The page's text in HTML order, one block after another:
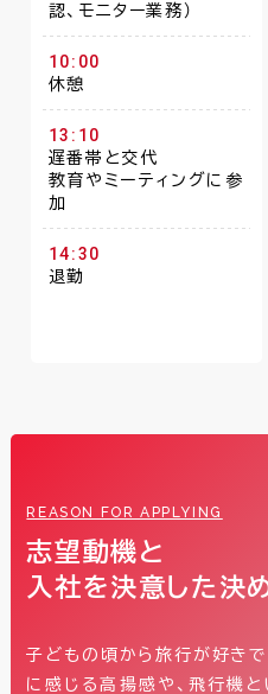
認、モニター業務）
10:00
休憩
13:10
遅番帯と交代
教育やミーティングに参
加
14:30
退勤
REASON FOR APPLYING
志望動機と
入社を決意した決
子どもの頃から旅行が好き
に感じる高揚感や、飛行機